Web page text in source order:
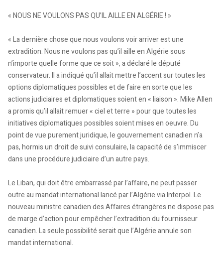
« NOUS NE VOULONS PAS QU’IL AILLE EN ALGÉRIE ! »
« La dernière chose que nous voulons voir arriver est une
extradition. Nous ne voulons pas qu’il aille en Algérie sous
n’importe quelle forme que ce soit », a déclaré le député
conservateur. Il a indiqué qu’il allait mettre l’accent sur toutes les
options diplomatiques possibles et de faire en sorte que les
actions judiciaires et diplomatiques soient en « liaison ». Mike Allen
a promis qu’il allait remuer « ciel et terre » pour que toutes les
initiatives diplomatiques possibles soient mises en oeuvre. Du
point de vue purement juridique, le gouvernement canadien n’a
pas, hormis un droit de suivi consulaire, la capacité de s’immiscer
dans une procédure judiciaire d’un autre pays.
Le Liban, qui doit être embarrassé par l’affaire, ne peut passer
outre au mandat international lancé par l’Algérie via Interpol. Le
nouveau ministre canadien des Affaires étrangères ne dispose pas
de marge d’action pour empêcher l’extradition du fournisseur
canadien. La seule possibilité serait que l’Algérie annule son
mandat international.